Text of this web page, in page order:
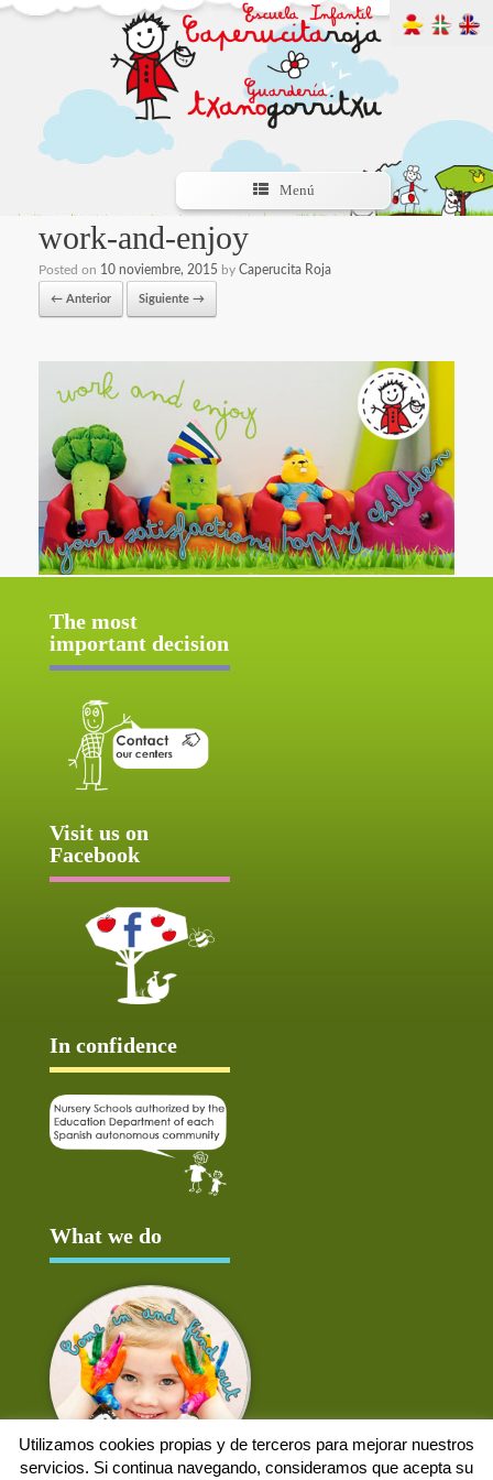
Menú
work-and-enjoy
Posted on 10 noviembre, 2015 by Caperucita Roja
← Anterior Siguiente →
The most
important decision
Visit us on
Facebook
In confidence
What we do
Utilizamos cookies propias y de terceros para mejorar nuestros
servicios. Si continua navegando, consideramos que acepta su